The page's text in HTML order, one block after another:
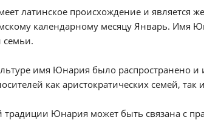
латинское происхождение и является
календарному месяцу Январь. Имя
семьи.
имя Юнария было
как аристократических семей, так
традиции Юнария может быть связана с